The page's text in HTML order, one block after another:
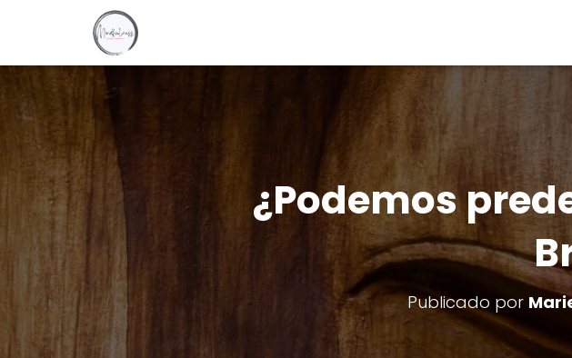
¿Podemos
Publicado por